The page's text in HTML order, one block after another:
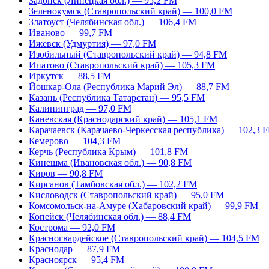
Зеленокумск (Ставропольский край) — 100,0 FM
Златоуст (Челябинская обл.) — 106,4 FM
Иваново — 99,7 FM
Ижевск (Удмуртия) — 97,0 FM
Изобильный (Ставропольский край) — 94,8 FM
Ипатово (Ставропольский край) — 105,3 FM
Иркутск — 88,5 FM
Йошкар-Ола (Республика Марий Эл) — 88,7 FM
Казань (Республика Татарстан) — 95,5 FM
Калининград — 97,0 FM
Каневская (Краснодарский край) — 105,1 FM
Карачаевск (Карачаево-Черкесская республика) — 102,3
Кемерово — 104,3 FM
Керчь (Республика Крым) — 101,8 FM
Кинешма (Ивановская обл.) — 90,8 FM
Киров — 90,8 FM
Кирсанов (Тамбовская обл.) — 102,2 FM
Кисловодск (Ставропольский край) — 95,0 FM
Комсомольск-на-Амуре (Хабаровский край) — 99,9 FM
Копейск (Челябинская обл.) — 88,4 FM
Кострома — 92,0 FM
Красногвардейское (Ставропольский край) — 104,5 FM
Краснодар — 87,9 FM
Красноярск — 95,4 FM